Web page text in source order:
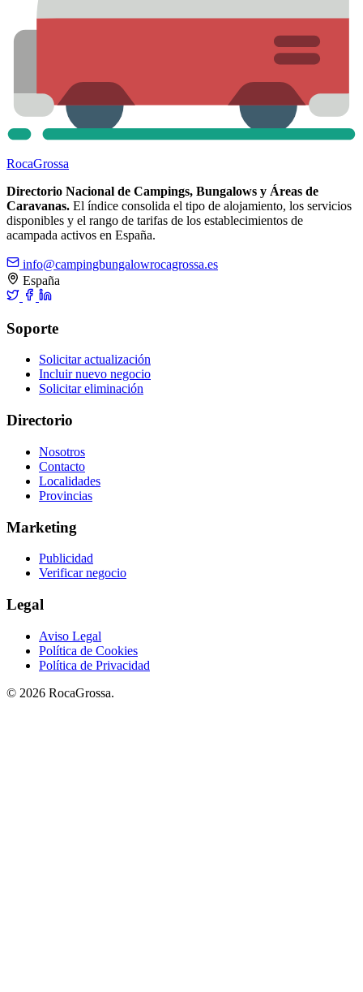
RocaGrossa
Directorio Nacional de Campings, Bungalows y Áreas de
Caravanas. El índice consolida el tipo de alojamiento, los servicios
disponibles y el rango de tarifas de los establecimientos de
acampada activos en España.
info@campingbungalowrocagrossa.es
España
Soporte
Solicitar actualización
Incluir nuevo negocio
Solicitar eliminación
Directorio
Nosotros
Contacto
Localidades
Provincias
Marketing
Publicidad
Verificar negocio
Legal
Aviso Legal
Política de Cookies
Política de Privacidad
© 2026 RocaGrossa.